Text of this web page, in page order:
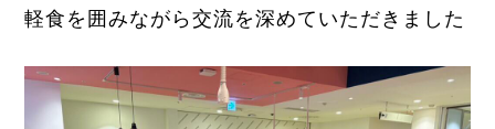
軽食を囲みながら交流を深めていただきました